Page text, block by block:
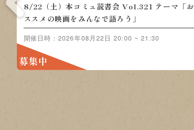
8/22（土）本コミュ読書会 Vol.321 テーマ「お
ススメの映画をみんなで語ろう」
開催日時：2026年08月22日 20:00 ~ 21:30
募集中